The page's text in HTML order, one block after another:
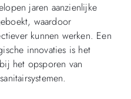
jaren aanzienlijke
waardoor
kunnen werken. Een
innovaties is het
het opsporen van